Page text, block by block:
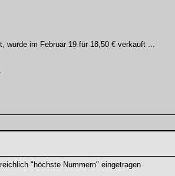
wurde im Februar 19 für 18,50 € verkauft ...
"höchste Nummern" eingetragen